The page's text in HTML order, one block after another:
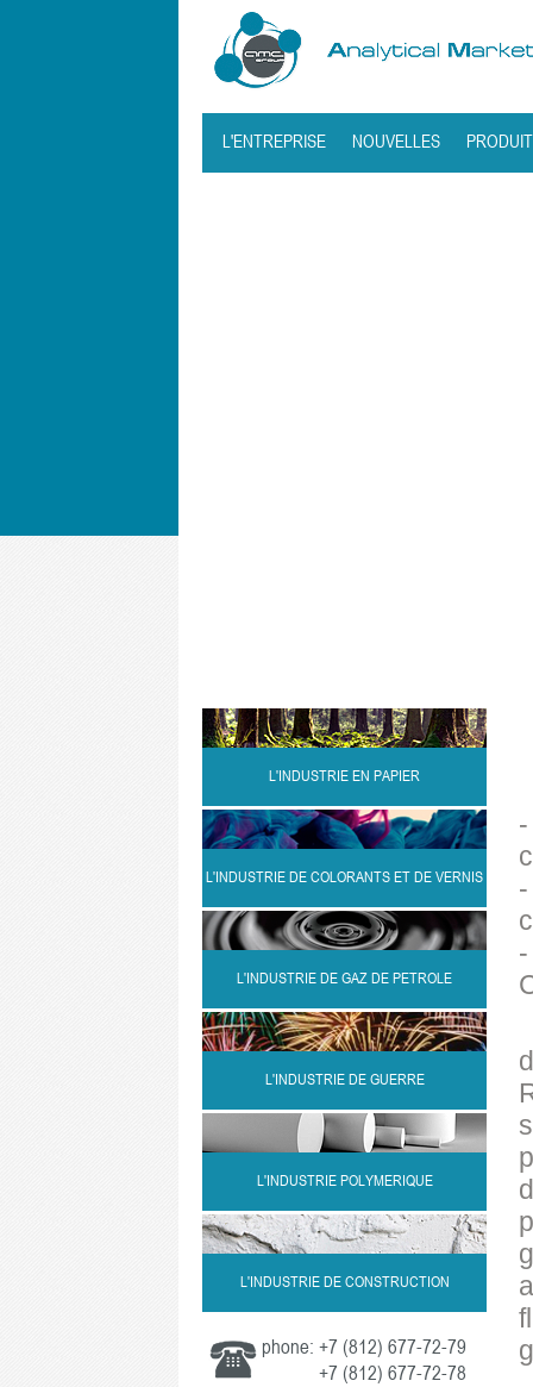
L'ENTREPRISE NOUVELLES
L'INDUSTRIE EN PAPIER
L'INDUSTRIE DE COLORANTS ET DE VERNIS
L'INDUSTRIE DE GAZ DE PETROLE
L'INDUSTRIE DE GUERRE
L'INDUSTRIE POLYMERIQUE
L'INDUSTRIE DE CONSTRUCTION
phone: +7 (812) 677-72-79
+7 (812) 677-72-78